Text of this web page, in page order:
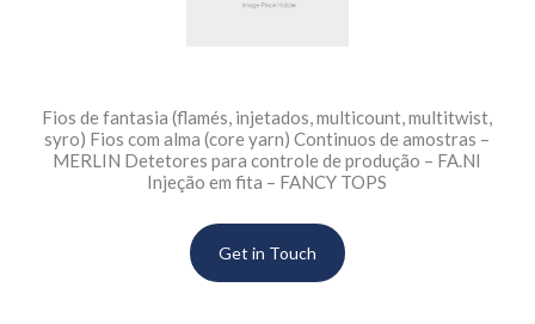
Fios de fantasia (flamés, injetados, multicount, multitwist,
syro) Fios com alma (core yarn) Continuos de amostras –
MERLIN Detetores para controle de produção – FA.NI
Injeção em fita – FANCY TOPS
Get in Touch